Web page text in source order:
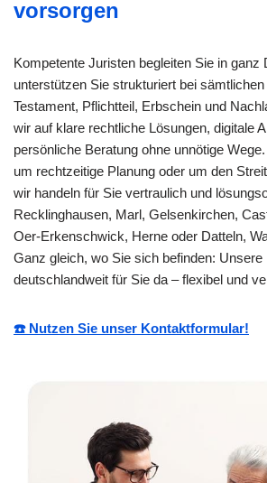
vorsorgen
Kompetente Juristen begleiten Sie in ganz
unterstützen Sie strukturiert bei
Testament, Pflichtteil, Erbschein und
wir auf klare rechtliche Lösungen, digitale
persönliche Beratung ohne unnötige
um rechtzeitige Planung oder um den
wir handeln für Sie vertraulich und
Recklinghausen, Marl, Gelsenkirchen,
Oer-Erkenschwick, Herne oder Datteln,
Ganz gleich, wo Sie sich befinden:
deutschlandweit für Sie da – flexibel und
☎️ Nutzen Sie unser Kontaktformular!